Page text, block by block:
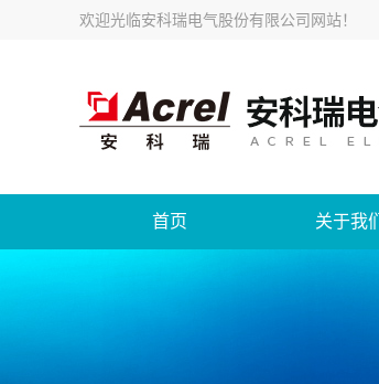
欢迎光临安科瑞电气股份有限公司网站！
首页 关于我们